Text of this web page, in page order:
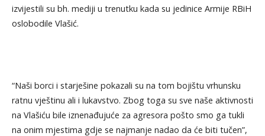
izvijestili su bh. mediji u trenutku kada su jedinice Armije RBiH
oslobodile Vlašić.
“Naši borci i starješine pokazali su na tom bojištu vrhunsku
ratnu vještinu ali i lukavstvo. Zbog toga su sve naše aktivnosti
na Vlašiću bile iznenađujuće za agresora pošto smo ga tukli
na onim mjestima gdje se najmanje nadao da će biti tučen”,